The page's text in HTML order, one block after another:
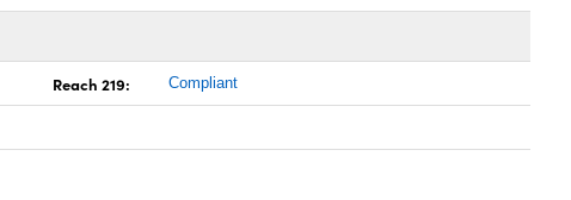
Reach 219: Compliant